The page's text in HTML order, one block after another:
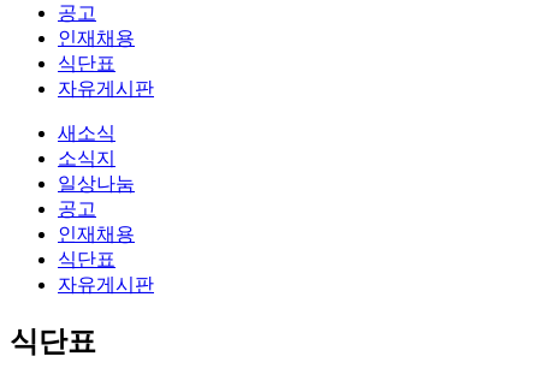
공고
인재채용
식단표
자유게시판
새소식
소식지
일상나눔
공고
인재채용
식단표
자유게시판
식단표